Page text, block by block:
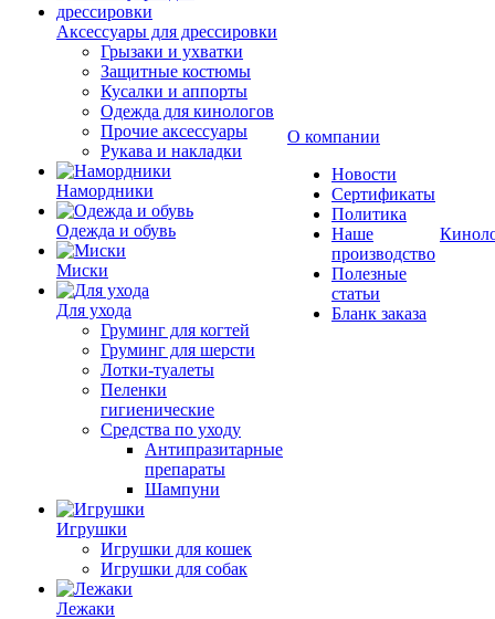
Аксессуары для дрессировки
Грызаки и ухватки
Защитные костюмы
Кусалки и аппорты
Одежда для кинологов
Прочие аксессуары
Рукава и накладки
Намордники
Одежда и обувь
Миски
Для ухода
Груминг для когтей
Груминг для шерсти
Лотки-туалеты
Пеленки
гигиенические
Средства по уходу
Антипразитарные
препараты
Шампуни
Игрушки
Игрушки для кошек
Игрушки для собак
Лежаки
О компании
Новости
Сертификаты
Политика
Наше
производство
Полезные
статьи
Бланк заказа